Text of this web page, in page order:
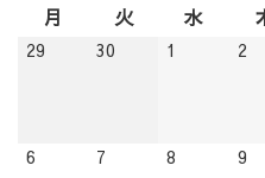
月
火火
水水
29 2026.06.29
30 2026.06.30
1 2026.07.01
2
6 2026.07.06
7 2026.07.07
8 2026.07.08
9